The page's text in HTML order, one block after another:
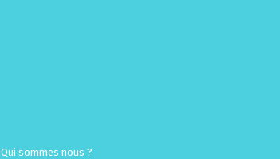
Qui sommes nous ?